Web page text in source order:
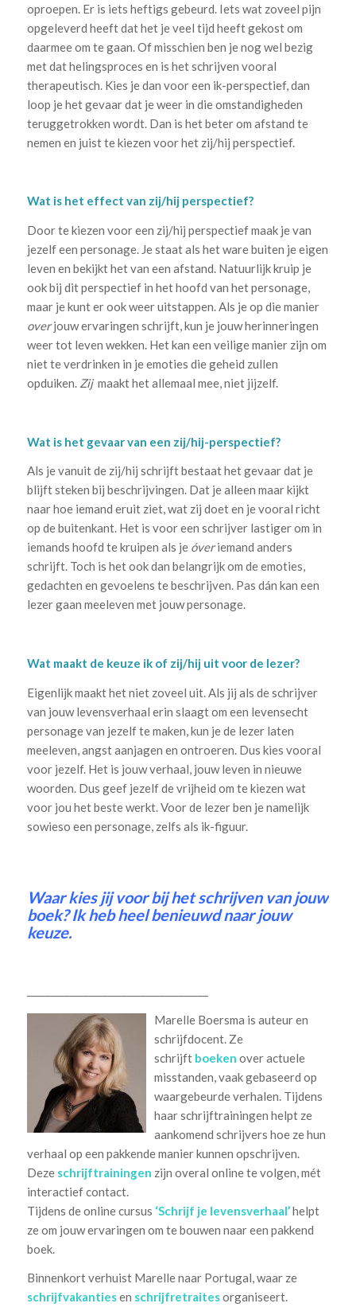
oproepen. Er is iets heftigs gebeurd. Iets wat zoveel pijn
opgeleverd heeft dat het je veel tijd heeft gekost om
daarmee om te gaan. Of misschien ben je nog wel bezig
met dat helingsproces en is het schrijven vooral
therapeutisch. Kies je dan voor een ik-perspectief, dan
loop je het gevaar dat je weer in die omstandigheden
teruggetrokken wordt. Dan is het beter om afstand te
nemen en juist te kiezen voor het zij/hij perspectief.
Wat is het effect van zij/hij perspectief?
Door te kiezen voor een zij/hij perspectief maak je van
jezelf een personage. Je staat als het ware buiten je eigen
leven en bekijkt het van een afstand. Natuurlijk kruip je
ook bij dit perspectief in het hoofd van het personage,
maar je kunt er ook weer uitstappen. Als je op die manier
overjouw ervaringen schrijft, kun je jouw herinneringen
weer tot leven wekken. Het kan een veilige manier zijn om
niet te verdrinken in je emoties die geheid zullen
opduiken. Zij maakt het allemaal mee, niet jijzelf.
Wat is het gevaar van een zij/hij-perspectief?
Als je vanuit de zij/hij schrijft bestaat het gevaar dat je
blijft steken bij beschrijvingen. Dat je alleen maar kijkt
naar hoe iemand eruit ziet, wat zij doet en je vooral richt
op de buitenkant. Het is voor een schrijver lastiger om in
iemands hoofd te kruipen als je óveriemand anders
schrijft. Toch is het ook dan belangrijk om de emoties,
gedachten en gevoelens te beschrijven. Pas dán kan een
lezer gaan meeleven met jouw personage.
Wat maakt de keuze ik of zij/hij uit voor de lezer?
Eigenlijk maakt het niet zoveel uit. Als jij als de schrijver
van jouw levensverhaal erin slaagt om een levensecht
personage van jezelf te maken, kun je de lezer laten
meeleven, angst aanjagen en ontroeren. Dus kies vooral
voor jezelf. Het is jouw verhaal, jouw leven in nieuwe
woorden. Dus geef jezelf de vrijheid om te kiezen wat
voor jou het beste werkt. Voor de lezer ben je namelijk
sowieso een personage, zelfs als ik-figuur.
Waar kies jij voor bij het schrijven van jouw
boek? Ik heb heel benieuwd naar jouw
keuze.
Marelle Boersma is auteur en
schrijfdocent. Ze
schrijft boeken over actuele
misstanden, vaak gebaseerd op
waargebeurde verhalen. Tijdens
haar schrijftrainingen helpt ze
aankomend schrijvers hoe ze hun
verhaal op een pakkende manier kunnen opschrijven.
Deze schrijftrainingen zijn overal online te volgen, mét
interactief contact.
Tijdens de online cursus ‘Schrijf je levensverhaal’helpt
ze om jouw ervaringen om te bouwen naar een pakkend
boek.
Binnenkort verhuist Marelle naar Portugal, waar ze
schrijfvakantiesen schrijfretraitesorganiseert.